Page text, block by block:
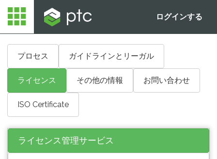
ログインする
プロセス ガイドラインとリーガル
ライセンス その他の情報 お問い合わせ
ISO Certificate
ライセンス管理サービス